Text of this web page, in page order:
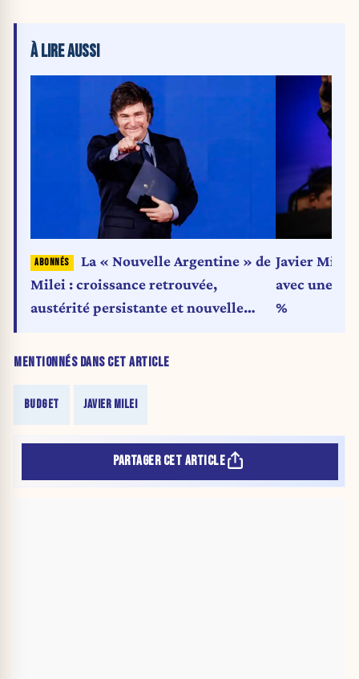
MENTIONNÉS DANS CET ARTICLE
BUDGET JAVIER MILEI
À LIRE AUSSI
La « Nouvelle Argentine » de
Milei : croissance retrouvée,
austérité persistante et nouvelle
Javier Milei
avec une
%
PARTAGER CET ARTICLE